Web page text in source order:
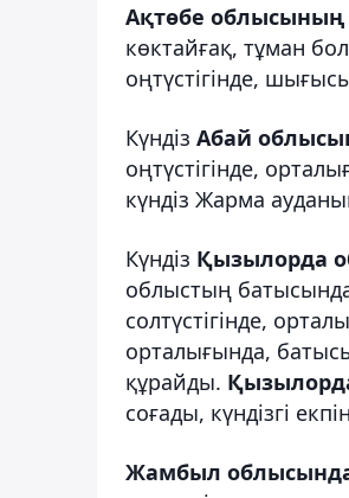
Ақтөбе облысының
көктайғақ, тұман
оңтүстігінде,
Күндіз Абай
оңтүстігінде,
күндіз Жарма
Күндіз Қызылорда
облыстың
солтүстігінде,
орталығында,
құрайды.
соғады, күндізгі
Жамбыл